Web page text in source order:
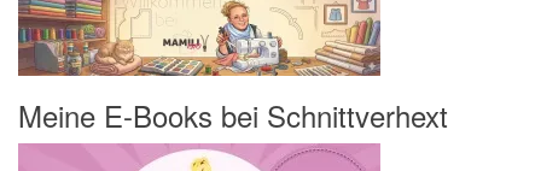
Meine E-Books bei Schnittverhext